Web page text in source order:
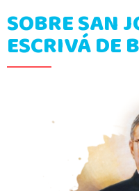
SOBRE SAN
ESCRIVÁ DE